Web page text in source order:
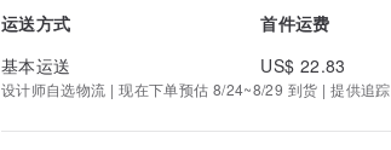
运送方式 首件运费
基本运送
US$ 22.83
设计师自选物流 | 现在下单预估 8/24~8/29 到货 | 提供追踪